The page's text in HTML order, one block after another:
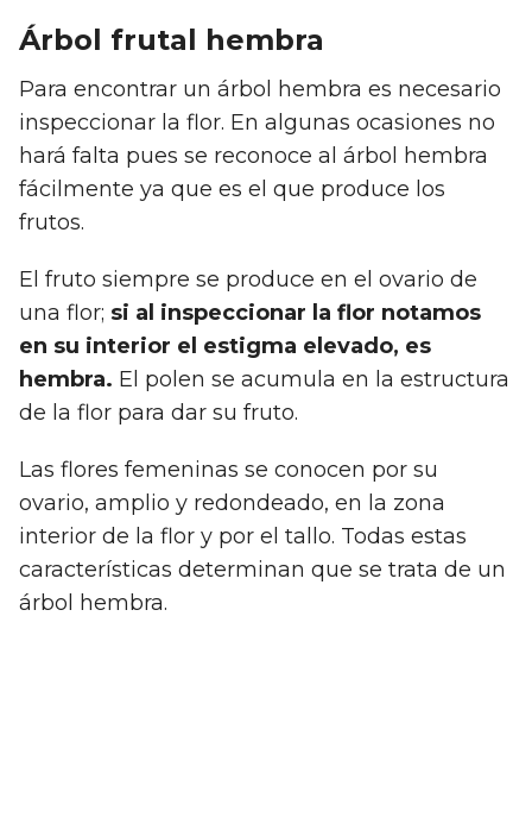
Árbol frutal hembra
Para encontrar un árbol hembra es necesario
inspeccionar la flor. En algunas ocasiones no
hará falta pues se reconoce al árbol hembra
fácilmente ya que es el que produce los
frutos.
El fruto siempre se produce en el ovario de
una flor; si al inspeccionar la flor notamos
en su interior el estigma elevado, es
hembra. El polen se acumula en la estructura
de la flor para dar su fruto.
Las flores femeninas se conocen por su
ovario, amplio y redondeado, en la zona
interior de la flor y por el tallo. Todas estas
características determinan que se trata de un
árbol hembra.